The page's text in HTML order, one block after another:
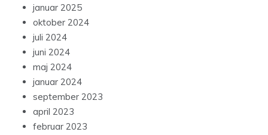
januar 2025
oktober 2024
juli 2024
juni 2024
maj 2024
januar 2024
september 2023
april 2023
februar 2023